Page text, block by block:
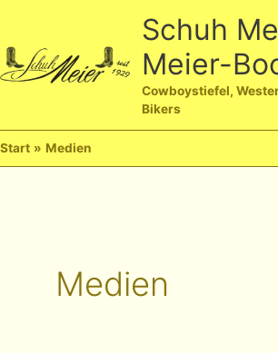
springen
Schuh
Meier-
Cowboystiefel,
Bikers
Start Medien
Medien